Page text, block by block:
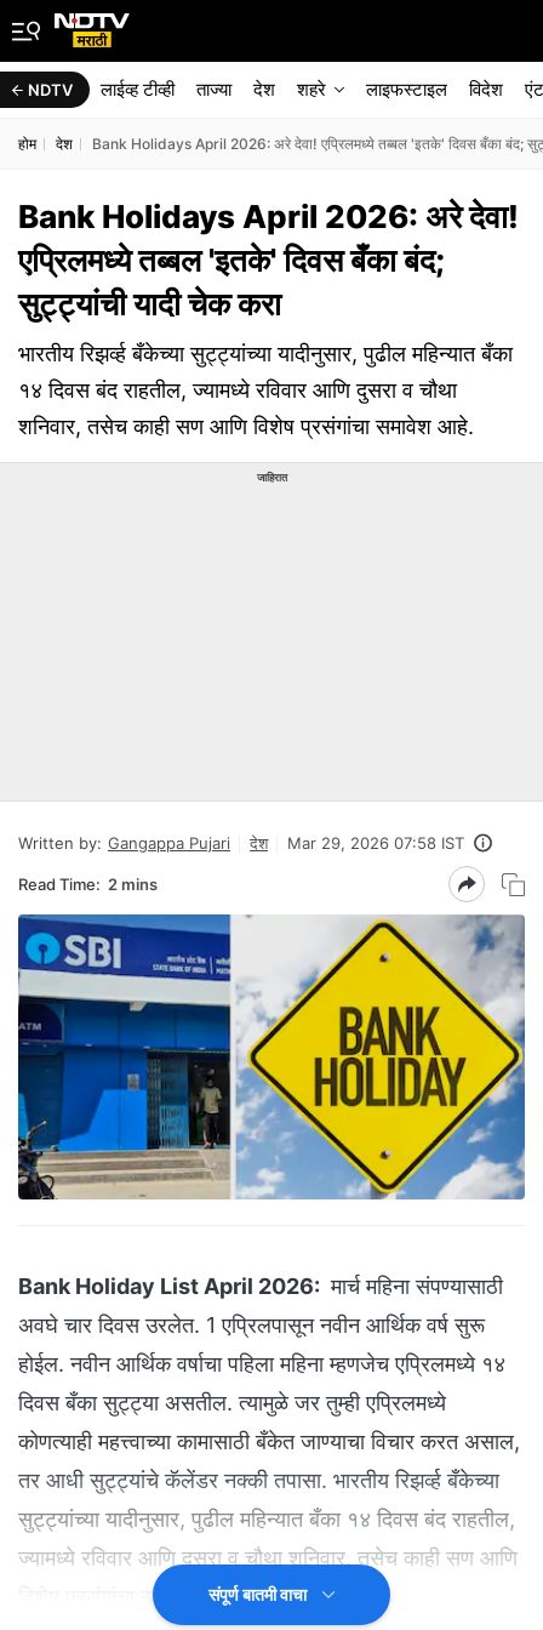
NDTV लाईव्ह टीव्ही ताज्या देश शहरे लाइफस्टाइल विदेश
होम देश Bank Holidays April 2026: अरे देवा! एप्रिलमध्ये तब्बल 'इतके' दिवस बँका बंद;
Bank Holidays April 2026: अरे देवा!
एप्रिलमध्ये तब्बल 'इतके' दिवस बँका बंद;
सुट्ट्यांची यादी चेक करा
भारतीय रिझर्व्ह बँकेच्या सुट्ट्यांच्या यादीनुसार, पुढील महिन्यात बँका
१४ दिवस बंद राहतील, ज्यामध्ये रविवार आणि दुसरा व चौथा
शनिवार, तसेच काही सण आणि विशेष प्रसंगांचा समावेश आहे.
जाहिरात
Written by: Gangappa Pujari देश Mar 29, 2026 07:58 IST
Read Time: 2 mins
Bank Holiday List April 2026: मार्च महिना संपण्यासाठी
अवघे चार दिवस उरलेत. 1 एप्रिलपासून नवीन आर्थिक वर्ष सुरू
होईल. नवीन आर्थिक वर्षाचा पहिला महिना म्हणजेच एप्रिलमध्ये १४
दिवस बँका सुट्ट्या असतील. त्यामुळे जर तुम्ही एप्रिलमध्ये
कोणत्याही महत्त्वाच्या कामासाठी बँकेत जाण्याचा विचार करत असाल,
तर आधी सुट्ट्यांचे कॅलेंडर नक्की तपासा. भारतीय रिझर्व्ह बँकेच्या
सुट्ट्यांच्या यादीनुसार, पुढील महिन्यात बँका १४ दिवस बंद राहतील,
ज्यामध्ये रविवार आणि दुसरा व चौथा शनिवार, तसेच काही सण आणि
विशेष प्रसंगांचा समावेश आहे.संपूर्ण बातमी वाचा